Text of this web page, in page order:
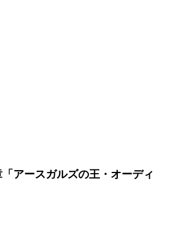
アースガルズの王・オーディ